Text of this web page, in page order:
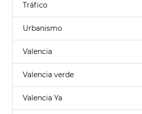
Tráfico
Urbanismo
Valencia
Valencia verde
Valencia Ya